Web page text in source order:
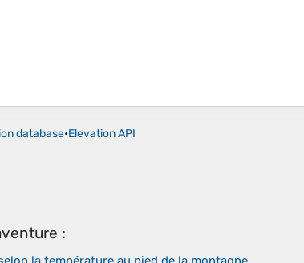
database•Elevation API
: